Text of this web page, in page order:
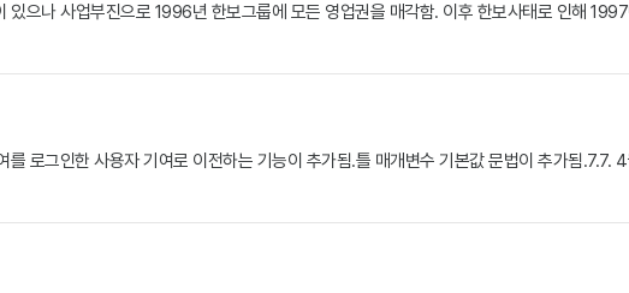
으나 사업부진으로 1996년 한보그룹에 모든 영업권을 매각함. 이후 한보사태로 인해
로그인한 사용자 기여로 이전하는 기능이 추가됨.틀 매개변수 기본값 문법이 추가됨